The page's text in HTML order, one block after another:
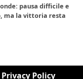
pausa difficile e
ma la vittoria resta
Privacy Policy